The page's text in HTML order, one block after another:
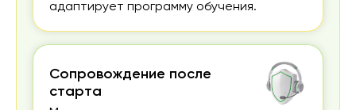
адаптирует программу обучения.
Сопровождение после
старта